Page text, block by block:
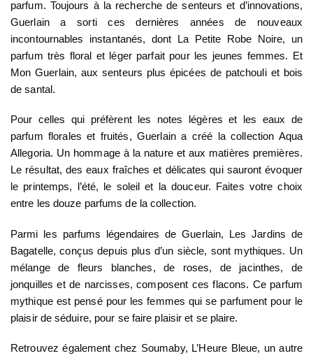
parfum. Toujours à la recherche de senteurs et d’innovations,
Guerlain a sorti ces dernières années de nouveaux
incontournables instantanés, dont La Petite Robe Noire, un
parfum très floral et léger parfait pour les jeunes femmes. Et
Mon Guerlain, aux senteurs plus épicées de patchouli et bois
de santal.
Pour celles qui préfèrent les notes légères et les eaux de
parfum florales et fruités, Guerlain a créé la collection Aqua
Allegoria. Un hommage à la nature et aux matières premières.
Le résultat, des eaux fraîches et délicates qui sauront évoquer
le printemps, l’été, le soleil et la douceur. Faites votre choix
entre les douze parfums de la collection.
Parmi les parfums légendaires de Guerlain, Les Jardins de
Bagatelle, conçus depuis plus d’un siècle, sont mythiques. Un
mélange de fleurs blanches, de roses, de jacinthes, de
jonquilles et de narcisses, composent ces flacons. Ce parfum
mythique est pensé pour les femmes qui se parfument pour le
plaisir de séduire, pour se faire plaisir et se plaire.
Retrouvez également chez Soumaby, L’Heure Bleue, un autre